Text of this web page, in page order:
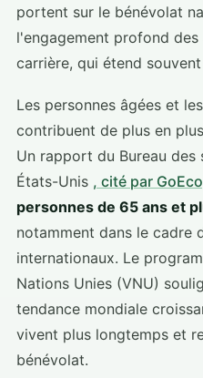
portent sur le bénévolat
l'engagement profond
carrière, qui étend
Les personnes âgées et
contribuent de plus en
Un rapport du Bureau
États-Unis , cité par
personnes de 65 ans et
notamment dans le cadre
internationaux. Le
Nations Unies (VNU)
tendance mondiale
vivent plus longtemps et
bénévolat.